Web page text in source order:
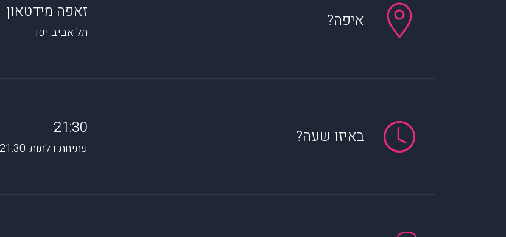
איפה? זאפה מידטאון
תל אביב יפו
באיזו שעה? 21:30
פתיחת דלתות: 21:30